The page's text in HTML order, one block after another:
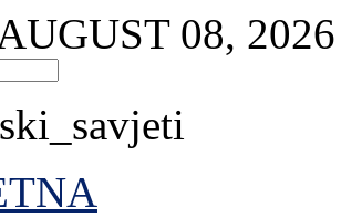
08, 2026